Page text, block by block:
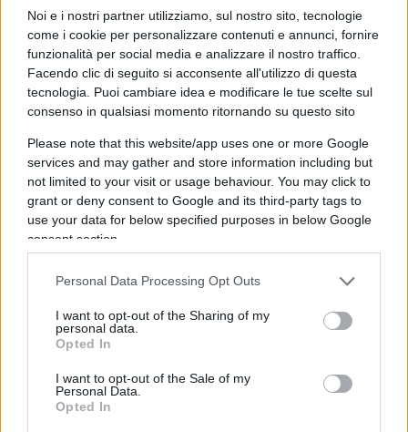
Noi e i nostri partner utilizziamo, sul nostro sito, tecnologie
come i cookie per personalizzare contenuti e annunci, fornire
funzionalità per social media e analizzare il nostro traffico.
Facendo clic di seguito si acconsente all'utilizzo di questa
tecnologia. Puoi cambiare idea e modificare le tue scelte sul
consenso in qualsiasi momento ritornando su questo sito
Please note that this website/app uses one or more Google
services and may gather and store information including but
not limited to your visit or usage behaviour. You may click to
grant or deny consent to Google and its third-party tags to
use your data for below specified purposes in below Google
consent section.
Personal Data Processing Opt Outs
I want to opt-out of the Sharing of my
personal data.
Opted In
I want to opt-out of the Sale of my
Personal Data.
Opted In
Una persona stupida è una persona che causa
un danno ad un’altra persona o gruppo di persone
senza nel contempo realizzare alcun vantaggio per
sé od addirittura subendo una perdita.
Le persone non stupide sottovalutano sempre il
potenziale nocivo delle persone stupide. In
particolare, i non stupidi dimenticano
costantemente che in qualsiasi momento e luogo,
ed in qualunque circostanza, trattare e /o
infallibilmente un costosissimo errore.
La persona stupida è il tipo di persona più
pericolosa che esista.